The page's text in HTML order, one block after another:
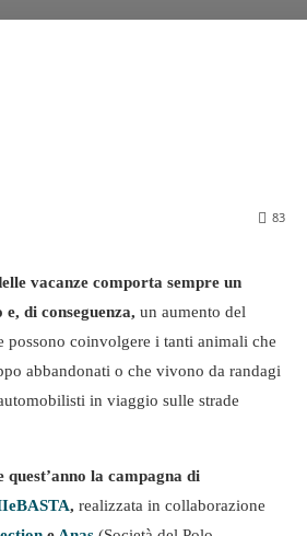
83
vacanze comporta sempre un
di conseguenza, un aumento del
coinvolgere i tanti animali che
abbandonati o che vivono da randagi
in viaggio sulle strade
quest’anno la campagna di
, realizzata in collaborazione